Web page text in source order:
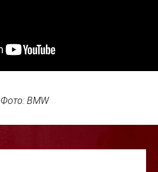
Фото: BMW